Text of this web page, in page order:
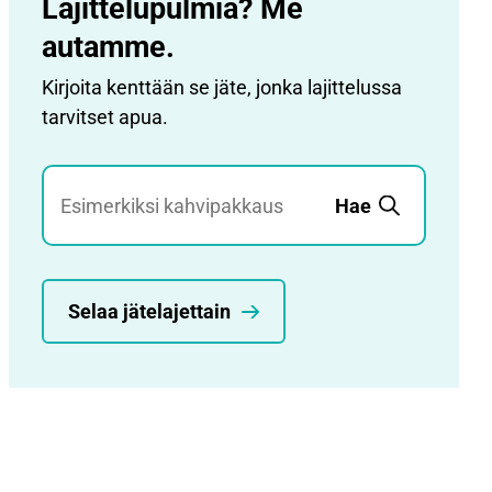
Lajittelupulmia? Me
autamme.
Kirjoita kenttään se jäte, jonka lajittelussa
tarvitset apua.
Jätehaku
Hae
Selaa jätelajettain